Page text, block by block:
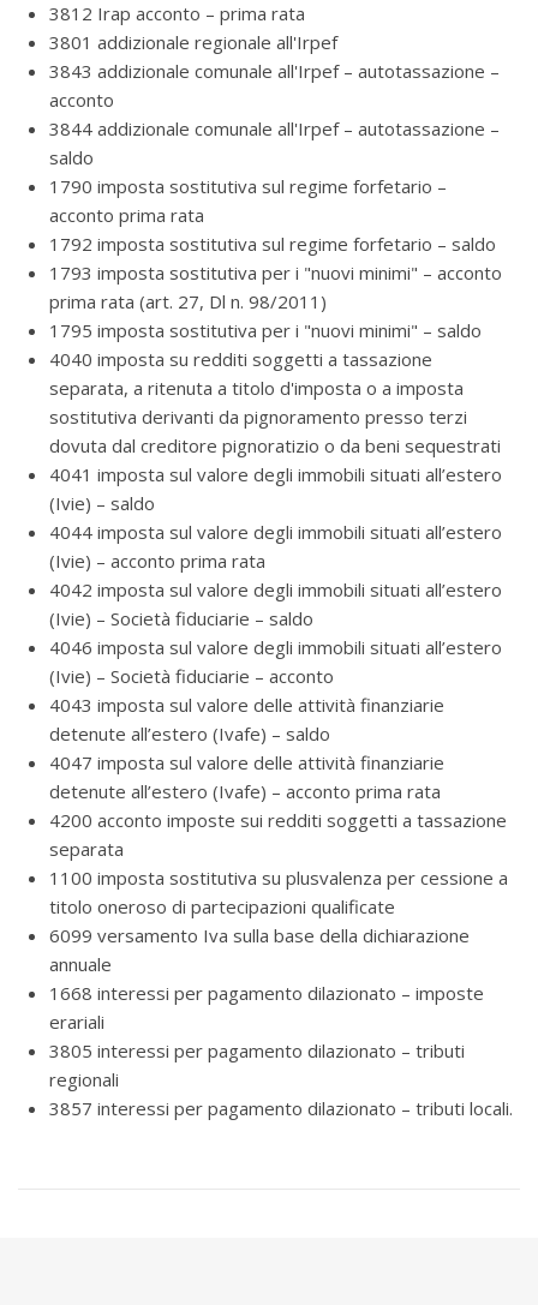
3812 Irap acconto – prima rata
3801 addizionale regionale all'Irpef
3843 addizionale comunale all'Irpef – autotassazione –
acconto
3844 addizionale comunale all'Irpef – autotassazione –
saldo
1790 imposta sostitutiva sul regime forfetario –
acconto prima rata
1792 imposta sostitutiva sul regime forfetario – saldo
1793 imposta sostitutiva per i "nuovi minimi" – acconto
prima rata (art. 27, Dl n. 98/2011)
1795 imposta sostitutiva per i "nuovi minimi" – saldo
4040 imposta su redditi soggetti a tassazione
separata, a ritenuta a titolo d'imposta o a imposta
sostitutiva derivanti da pignoramento presso terzi
dovuta dal creditore pignoratizio o da beni sequestrati
4041 imposta sul valore degli immobili situati all’estero
(Ivie) – saldo
4044 imposta sul valore degli immobili situati all’estero
(Ivie) – acconto prima rata
4042 imposta sul valore degli immobili situati all’estero
(Ivie) – Società fiduciarie – saldo
4046 imposta sul valore degli immobili situati all’estero
(Ivie) – Società fiduciarie – acconto
4043 imposta sul valore delle attività finanziarie
detenute all’estero (Ivafe) – saldo
4047 imposta sul valore delle attività finanziarie
detenute all’estero (Ivafe) – acconto prima rata
4200 acconto imposte sui redditi soggetti a tassazione
separata
1100 imposta sostitutiva su plusvalenza per cessione a
titolo oneroso di partecipazioni qualificate
6099 versamento Iva sulla base della dichiarazione
annuale
1668 interessi per pagamento dilazionato – imposte
erariali
3805 interessi per pagamento dilazionato – tributi
regionali
3857 interessi per pagamento dilazionato – tributi locali.